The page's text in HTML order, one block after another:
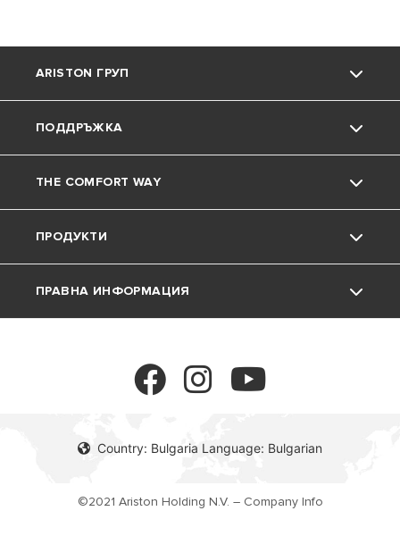
Country: Bulgaria Language: Bulgarian
ARISTON ГРУП
Марката Ariston
Групата
Кариера
ПОДДРЪЖКА
Контакт
Често задавани въпроси
Документация и каталози
THE COMFORT WAY
Околна среда
Полезни съвети и трикове
ПРОДУКТИ
Бойлери
Климатизация
Вентилаторни конвектори
ПРАВНА ИНФОРМАЦИЯ
©2021 Ariston Holding N.V. – Company Info